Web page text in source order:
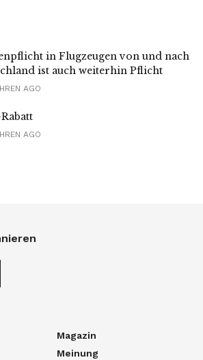
in Flugzeugen von und nach
ist auch weiterhin Pflicht
AGO
AGO
Magazin
Meinung